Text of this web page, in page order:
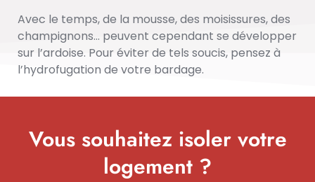
Avec le temps, de la mousse, des moisissures, des
champignons… peuvent cependant se développer
sur l’ardoise. Pour éviter de tels soucis, pensez à
l’hydrofugation de votre bardage.
Vous souhaitez isoler votre
logement ?